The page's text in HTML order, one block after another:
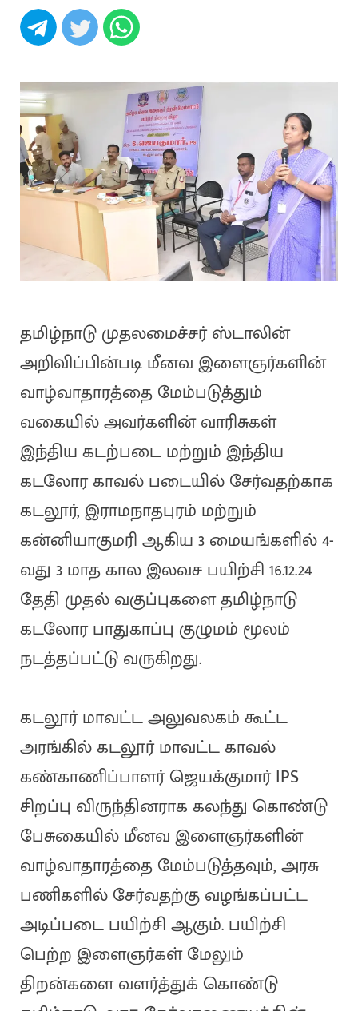
தமிழ்நாடு முதலமைச்சர் ஸ்டாலின்
அறிவிப்பின்படி மீனவ இளைஞர்களின்
வாழ்வாதாரத்தை மேம்படுத்தும்
வகையில் அவர்களின் வாரிசுகள்
இந்திய கடற்படை மற்றும் இந்திய
கடலோர காவல் படையில் சேர்வதற்காக
கடலூர், இராமநாதபுரம் மற்றும்
கன்னியாகுமரி ஆகிய 3 மையங்களில் 4-
வது 3 மாத கால இலவச பயிற்சி 16.12.24
தேதி முதல் வகுப்புகளை தமிழ்நாடு
கடலோர பாதுகாப்பு குழுமம் மூலம்
நடத்தப்பட்டு வருகிறது.
கடலூர் மாவட்ட அலுவலகம் கூட்ட
அரங்கில் கடலூர் மாவட்ட காவல்
கண்காணிப்பாளர் ஜெயக்குமார் IPS
சிறப்பு விருந்தினராக கலந்து கொண்டு
பேசுகையில் மீனவ இளைஞர்களின்
வாழ்வாதாரத்தை மேம்படுத்தவும், அரசு
பணிகளில் சேர்வதற்கு வழங்கப்பட்ட
அடிப்படை பயிற்சி ஆகும். பயிற்சி
பெற்ற இளைஞர்கள் மேலும்
திறன்களை வளர்த்துக் கொண்டு